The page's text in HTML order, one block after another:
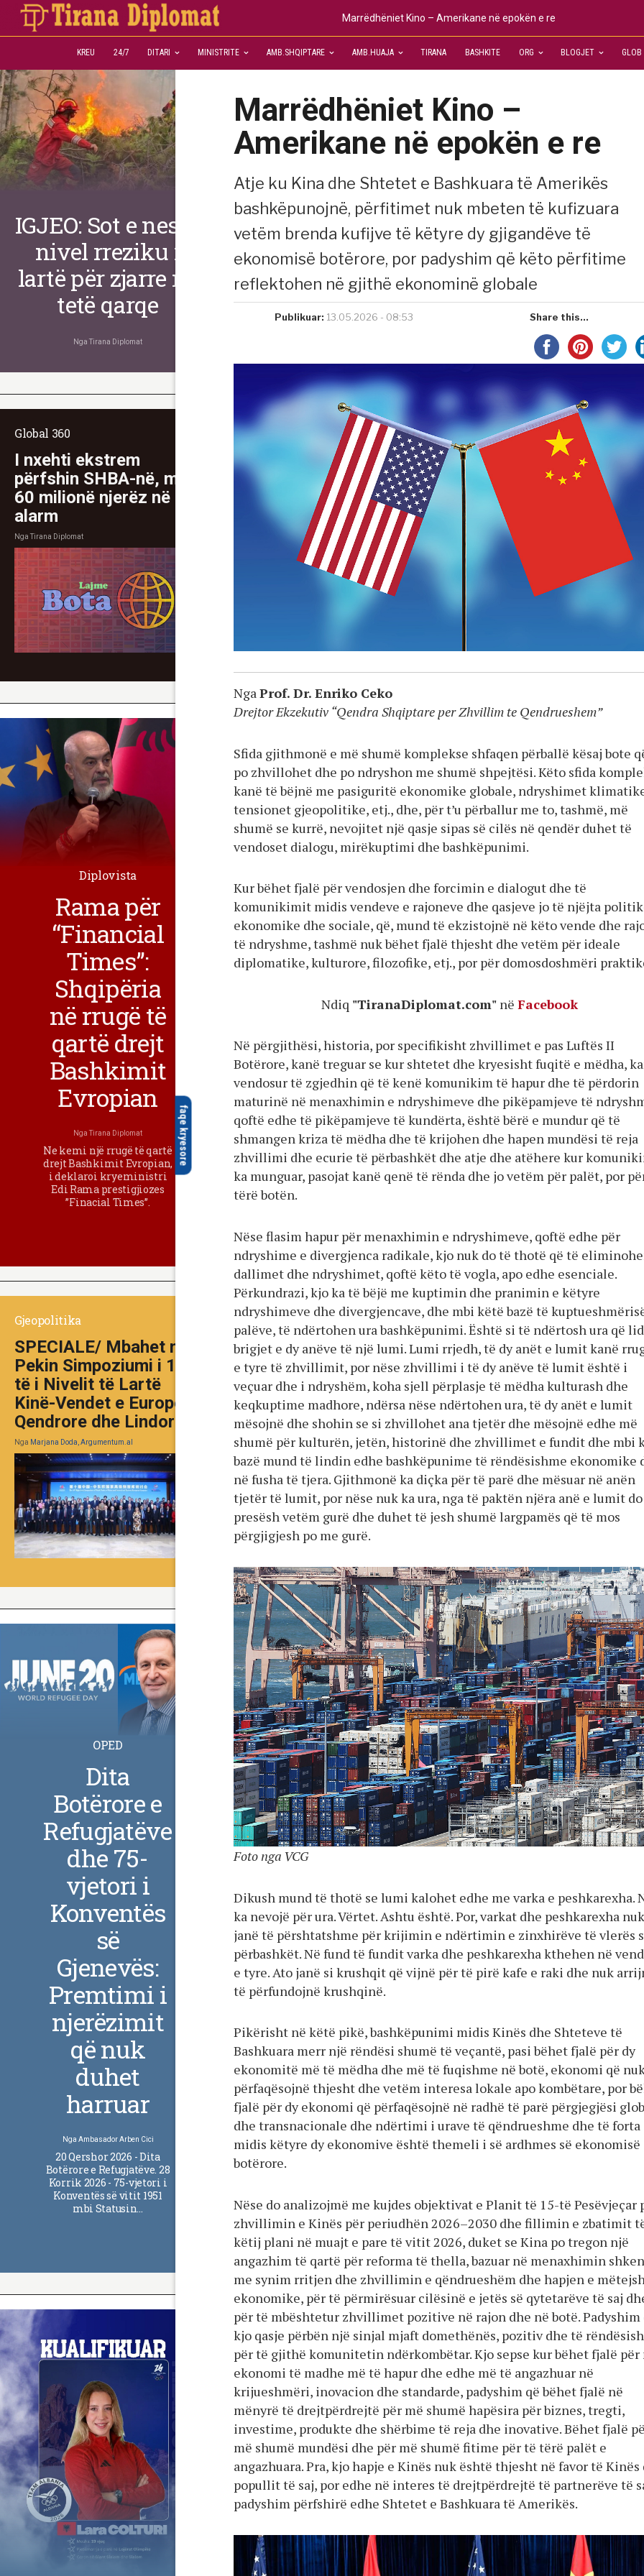
Marrëdhëniet Kino – Amerikane në epokën e re
KREU 24/7 DITARI MINISTRITE AMB.SHQIPTARE AMB.HUAJA TIRANA BASHKITE ORG BLOGJET GLOB
faqe kryesore
Marrëdhëniet Kino –
Amerikane në epokën e re
Atje ku Kina dhe Shtetet e Bashkuara të Amerikës
bashkëpunojnë, përfitimet nuk mbeten të kufizuara
vetëm brenda kufijve të këtyre dy gjigandëve të
ekonomisë botërore, por padyshim që këto përfitime
reflektohen në gjithë ekonominë globale
Publikuar: 13.05.2026 - 08:53 Share this...
NgaProf. Dr. Enriko Ceko
Drejtor Ekzekutiv “Qendra Shqiptare per Zhvillim te Qendrueshem”
Sfida gjithmonë e më shumë komplekse shfaqen përballë kësaj bote
po zhvillohet dhe po ndryshon me shumë shpejtësi. Këto sfida
kanë të bëjnë me pasiguritë ekonomike globale, ndryshimet
tensionet gjeopolitike, etj., dhe, për t’u përballur me to, tashmë, më
shumë se kurrë, nevojitet një qasje sipas së cilës në qendër duhet të
vendoset dialogu, mirëkuptimi dhe bashkëpunimi.
Kur bëhet fjalë për vendosjen dhe forcimin e dialogut dhe të
komunikimit midis vendeve e rajoneve dhe qasjeve jo të njëjta
ekonomike dhe sociale, që, mund të ekzistojnë në këto vende dhe
të ndryshme, tashmë nuk bëhet fjalë thjesht dhe vetëm për ideale
diplomatike, kulturore, filozofike, etj., por për domosdoshmëri
Ndiq "TiranaDiplomat.com" në Facebook
Në përgjithësi, historia, por specifikisht zhvillimet e pas Luftës II
Botërore, kanë treguar se kur shtetet dhe kryesisht fuqitë e mëdha,
vendosur të zgjedhin që të kenë komunikim të hapur dhe të përdorin
maturinë në menaxhimin e ndryshimeve dhe pikëpamjeve të
qoftë edhe të pikëpamjeve të kundërta, është bërë e mundur që të
shmangen kriza të mëdha dhe të krijohen dhe hapen mundësi të reja
zhvillimi dhe ecurie të përbashkët dhe atje dhe atëhere kur
ka munguar, pasojat kanë qenë të rënda dhe jo vetëm për palët, por
tërë botën.
Nëse flasim hapur për menaxhimin e ndryshimeve, qoftë edhe për
ndryshime e divergjenca radikale, kjo nuk do të thotë që të
dallimet dhe ndryshimet, qoftë këto të vogla, apo edhe esenciale.
Përkundrazi, kjo ka të bëjë me kuptimin dhe pranimin e këtyre
ndryshimeve dhe divergjencave, dhe mbi këtë bazë të
palëve, të ndërtohen ura bashkëpunimi. Është si të ndërtosh ura që
brigjet e dy anëve të një lumi. Lumi rrjedh, të dy anët e lumit kanë
e tyre të zhvillimit, por nëse zhvillimi i të dy anëve të lumit është i
veçuar dhe i ndryshëm, koha sjell përplasje të mëdha kulturash dhe
keqkuptime madhore, ndërsa nëse ndërtohen ura, të dy anët e lumit
mësojnë dhe shohin se si zhvillohet ana tjetër dhe mësojnë edhe më
shumë për kulturën, jetën, historinë dhe zhvillimet e fundit dhe mbi
bazë mund të lindin edhe bashkëpunime të rëndësishme ekonomike
në fusha të tjera. Gjithmonë ka diçka për të parë dhe mësuar në anën
tjetër të lumit, por nëse nuk ka ura, nga të paktën njëra anë e lumit do
presësh vetëm gurë dhe duhet të jesh shumë largpamës që të mos
përgjigjesh po me gurë.
Foto nga VCG
Dikush mund të thotë se lumi kalohet edhe me varka e peshkarexha.
ka nevojë për ura. Vërtet. Ashtu është. Por, varkat dhe peshkarexha nuk
janë të përshtatshme për krijimin e ndërtimin e zinxhirëve të vlerës
përbashkët. Në fund të fundit varka dhe peshkarexha kthehen në
e tyre. Ato janë si krushqit që vijnë për të pirë kafe e raki dhe nuk
të përfundojnë krushqinë.
Pikërisht në këtë pikë, bashkëpunimi midis Kinës dhe Shteteve të
Bashkuara merr një rëndësi shumë të veçantë, pasi bëhet fjalë për dy
ekonomitë më të mëdha dhe më të fuqishme në botë, ekonomi që
përfaqësojnë thjesht dhe vetëm interesa lokale apo kombëtare, por
fjalë për dy ekonomi që përfaqësojnë në radhë të parë përgjegjësi
dhe transnacionale dhe ndërtimi i urave të qëndrueshme dhe të forta
midis këtyre dy ekonomive është themeli i së ardhmes së ekonomisë
botërore.
Nëse do analizojmë me kujdes objektivat e Planit të 15-të Pesëvjeçar
zhvillimin e Kinës për periudhën 2026–2030 dhe fillimin e zbatimit
këtij plani në muajt e pare të vitit 2026, duket se Kina po tregon një
angazhim të qartë për reforma të thella, bazuar në menaxhimin
me synim rritjen dhe zhvillimin e qëndrueshëm dhe hapjen e
ekonomike, për të përmirësuar cilësinë e jetës së qytetarëve të saj
për të mbështetur zhvillimet pozitive në rajon dhe në botë. Padyshim
kjo qasje përbën një sinjal mjaft domethënës, pozitiv dhe të
për të gjithë komunitetin ndërkombëtar. Kjo sepse kur bëhet fjalë për
ekonomi të madhe më të hapur dhe edhe më të angazhuar në
krijueshmëri, inovacion dhe standarde, padyshim që bëhet fjalë në
mënyrë të drejtpërdrejtë për më shumë hapësira për biznes, tregti,
investime, produkte dhe shërbime të reja dhe inovative. Bëhet fjalë
më shumë mundësi dhe për më shumë fitime për të tërë palët e
angazhuara. Pra, kjo hapje e Kinës nuk është thjesht në favor të Kinës
popullit të saj, por edhe në interes të drejtpërdrejtë të partnerëve të
padyshim përfshirë edhe Shtetet e Bashkuara të Amerikës.
IGJEO: Sot e nesër,
nivel rreziku i
lartë për zjarre në
tetë qarqe
Nga Tirana Diplomat
Global 360
I nxehti ekstrem
përfshin SHBA-në, mbi
60 milionë njerëz në
alarm
NgaTirana Diplomat
Diplovista
Rama për
“Financial
Times”:
Shqipëria
në rrugë të
qartë drejt
Bashkimit
Evropian
NgaTirana Diplomat
Ne kemi një rrugë të qartë
drejt Bashkimit Evropian,
i deklaroi kryeministri
Edi Rama prestigjiozes
”Finacial Times”.
Gjeopolitika
SPECIALE/ Mbahet në
Pekin Simpoziumi i 10-
të i Nivelit të Lartë
Kinë-Vendet e Europës
Qendrore dhe Lindore
Nga Marjana Doda, Argumentum.al
OPED
Dita
Botërore e
Refugjatëve
dhe 75-
vjetori i
Konventës
së
Gjenevës:
Premtimi i
njerëzimit
që nuk
duhet
harruar
Nga Ambasador Arben Cici
20 Qershor 2026 - Dita
Botërore e Refugjatëve. 28
Korrik 2026 - 75-vjetori i
Konventës së vitit 1951
mbi Statusin…